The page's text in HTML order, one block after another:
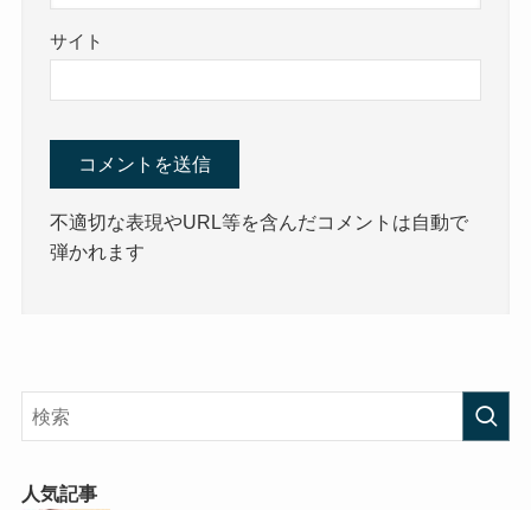
サイト
不適切な表現やURL等を含んだコメントは自動で
弾かれます
人気記事